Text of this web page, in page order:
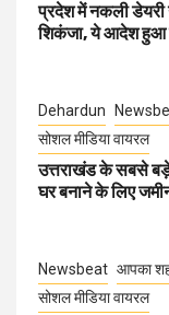
प्रदेश में नकली डेयरी
शिकंजा, ये आदेश हुआ
Dehardun
सोशल मीडिया वायरल
उत्तराखंड के सबसे
घर बनाने के लिए
Newsbeat आपका
सोशल मीडिया वायरल